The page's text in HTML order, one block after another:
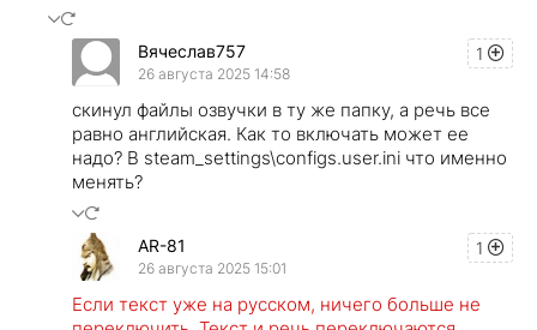
1
Вячеслав757
26 августа 2025 14:58
скинул файлы озвучки в ту же папку, а речь все
равно английская. Как то включать может ее
надо? В steam_settings\configs.user.ini что именно
менять?
1
AR-81
26 августа 2025 15:01
Если текст уже на русском, ничего больше не